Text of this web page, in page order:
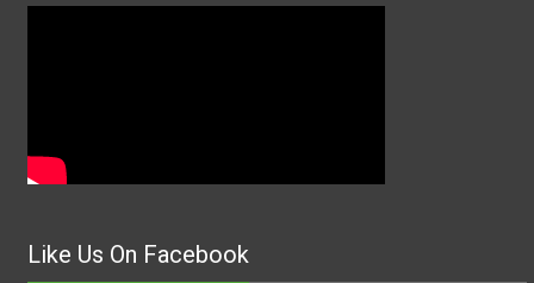
Like Us On Facebook